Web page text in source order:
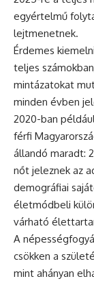
egyértelmű
lejtmenetnek.
Érdemes
teljes
mintázatokat
minden évben
2020-ban
férfi
állandó maradt:
nőt jeleznek az
demográfiai
életmódbeli
várható
A
csökken a
mint ahányan